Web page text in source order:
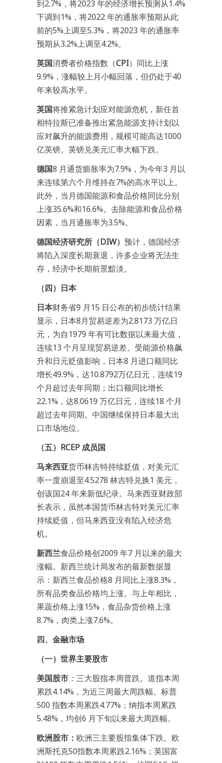
到2.7%，将2023 年的经济增长预测从1.4%
下调到1%，将2022 年的通胀率预期从此
前的5%上调至5.3%，将2023 年的通胀率
预期从3.2%上调至4.2%。
英国消费者价格指数（CPI）同比上涨
9.9%，涨幅较上月小幅回落，但仍处于40
年来较高水平。
英国将推紧急计划应对能源危机，新任首
相特拉斯已准备推出紧急能源支持计划以
应对飙升的能源费用，规模可能高达1000
亿英镑。英镑兑美元汇率大幅下跌。
德国8 月通货膨胀率为7.9%，为今年3 月以
来连续第六个月维持在7%的高水平以上。
此外，当月德国能源和食品价格同比分别
上涨35.6%和16.6%。去除能源和食品价格
因素，当月通胀率为3.5%。
德国经济研究所（DIW） 预计，德国经济
将陷入深度长期衰退，许多企业将无法生
存，经济中长期前景黯淡。
（四）日本
日本财务省9 月15 日公布的初步统计结果
显示，日本8月贸易逆差为2.8173 万亿日
元，为自1979 年有可比数据以来最大值，
连续13 个月呈现贸易逆差。受能源价格飙
升和日元贬值影响，日本8 月进口额同比
增长49.9%，达10.8792万亿日元，连续19
个月超过去年同期；出口额同比增长
22.1%，达8.0619 万亿日元，连续18 个月
超过去年同期。中国继续保持日本最大出
口市场地位。
（五）RCEP 成员国
马来西亚货币林吉特持续贬值，对美元汇
率一度崩退至4.5278 林吉特兑换1 美元，
创该国24 年来新低纪录。马来西亚财政部
长表示，虽然本国货币林吉特对美元汇率
持续贬值，但马来西亚没有陷入经济危
机。
新西兰食品价格创2009 年7 月以来的最大
涨幅。新西兰统计局发布的最新数据显
示：新西兰食品价格8 月同比上涨8.3%，
所有品类食品价格均上涨。与上年相比，
果蔬价格上涨15%，食品杂货价格上涨
8.7%，肉类上涨7.6%。
四、金融市场
（一）世界主要股市
美国股市 ：三大股指本周普跌。道指本周
累跌4.14%，为近三周最大周跌幅。标普
500 指数本周累跌4.77%；纳指本周累跌
5.48%，均创6 月下旬以来最大周跌幅。
欧洲股市： 欧洲三主要股指集体下跌。欧
洲斯托克50指数本周累跌2.16%；英国富